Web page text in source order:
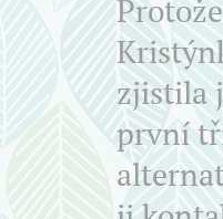
zjistila
první